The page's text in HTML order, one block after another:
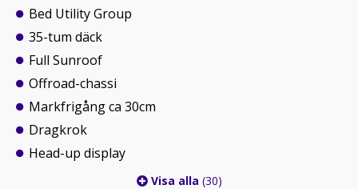
Bed Utility Group
35-tum däck
Full Sunroof
Offroad-chassi
Markfrigång ca 30cm
Dragkrok
Head-up display
Visa alla (30)